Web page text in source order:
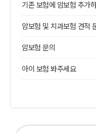
기존 보험에 암보험 추가
암보험 및 치과보험 견적
암보험 문의
아이 보험 봐주세요